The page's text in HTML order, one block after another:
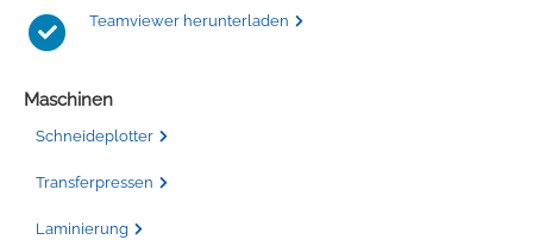
Teamviewer herunterladen
Maschinen
Schneideplotter
Transferpressen
Laminierung